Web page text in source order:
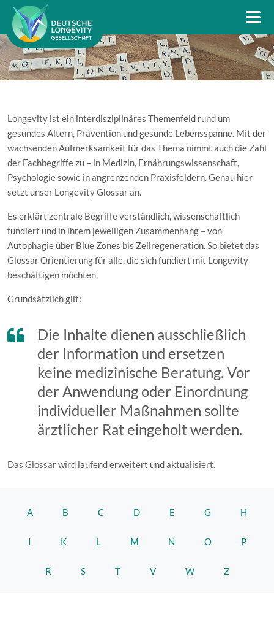
Longevity ist ein interdisziplinäres Themenfeld rund um
gesundes Altern, Prävention und gesunde Lebensspanne. Mit der
wachsenden Aufmerksamkeit für das Thema nimmt auch die Zahl
der Fachbegriffe zu – in Medizin, Ernährungswissenschaft,
Psychologie sowie in angrenzenden Praxisfeldern. Genau hier
setzt unser Longevity Glossar an.
Es erklärt zentrale Begriffe verständlich, wissenschaftlich
fundiert und in ihrem jeweiligen Zusammenhang – von
Autophagie über Blue Zones bis Zellregeneration. So bietet das
Glossar Orientierung für alle, die sich fundiert mit Longevity
beschäftigen möchten.
Grundsätzlich gilt:
Die Inhalte dienen ausschließlich
der Information und ersetzen
keine medizinische Beratung. Vor
der Anwendung oder Einordnung
individueller Maßnahmen sollte
ärztlicher Rat eingeholt werden.
Das Glossar wird laufend erweitert und aktualisiert.
A B C D E G H
I K L M N O P
R S T V W Z